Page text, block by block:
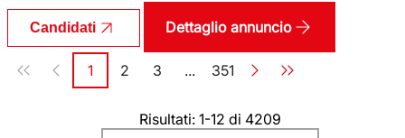
Candidati Dettaglio annuncio
Paginazione
Pagina
1 Pagina
2 Pagina
3 ... Pagina
351
Risultati: 1-12 di 4209